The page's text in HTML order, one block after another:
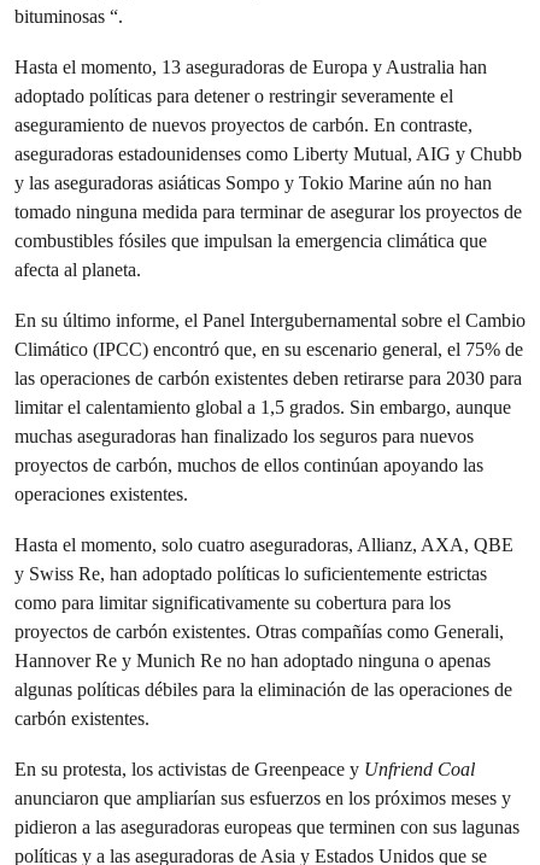
bituminosas “.
Hasta el momento, 13 aseguradoras de Europa y Australia han
adoptado políticas para detener o restringir severamente el
aseguramiento de nuevos proyectos de carbón. En contraste,
aseguradoras estadounidenses como Liberty Mutual, AIG y Chubb
y las aseguradoras asiáticas Sompo y Tokio Marine aún no han
tomado ninguna medida para terminar de asegurar los proyectos de
combustibles fósiles que impulsan la emergencia climática que
afecta al planeta.
En su último informe, el Panel Intergubernamental sobre el Cambio
Climático (IPCC) encontró que, en su escenario general, el 75% de
las operaciones de carbón existentes deben retirarse para 2030 para
limitar el calentamiento global a 1,5 grados. Sin embargo, aunque
muchas aseguradoras han finalizado los seguros para nuevos
proyectos de carbón, muchos de ellos continúan apoyando las
operaciones existentes.
Hasta el momento, solo cuatro aseguradoras, Allianz, AXA, QBE
y Swiss Re, han adoptado políticas lo suficientemente estrictas
como para limitar significativamente su cobertura para los
proyectos de carbón existentes. Otras compañías como Generali,
Hannover Re y Munich Re no han adoptado ninguna o apenas
algunas políticas débiles para la eliminación de las operaciones de
carbón existentes.
En su protesta, los activistas de Greenpeace y Unfriend Coal
anunciaron que ampliarían sus esfuerzos en los próximos meses y
pidieron a las aseguradoras europeas que terminen con sus lagunas
políticas y a las aseguradoras de Asia y Estados Unidos que se